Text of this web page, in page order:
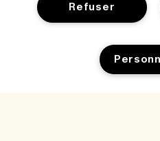
Refuser